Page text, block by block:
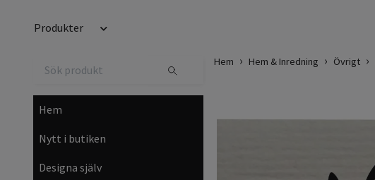
Produkter
Hem
Nytt i butiken
Designa själv
Hem Hem & Inredning Övrigt